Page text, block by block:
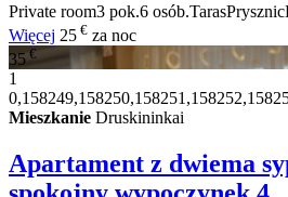
Private room3 pok.6 osób.TarasPrysznic
Więcej 25 € za noc
35 €
1
Mieszkanie Druskininkai
Apartament z dwiema